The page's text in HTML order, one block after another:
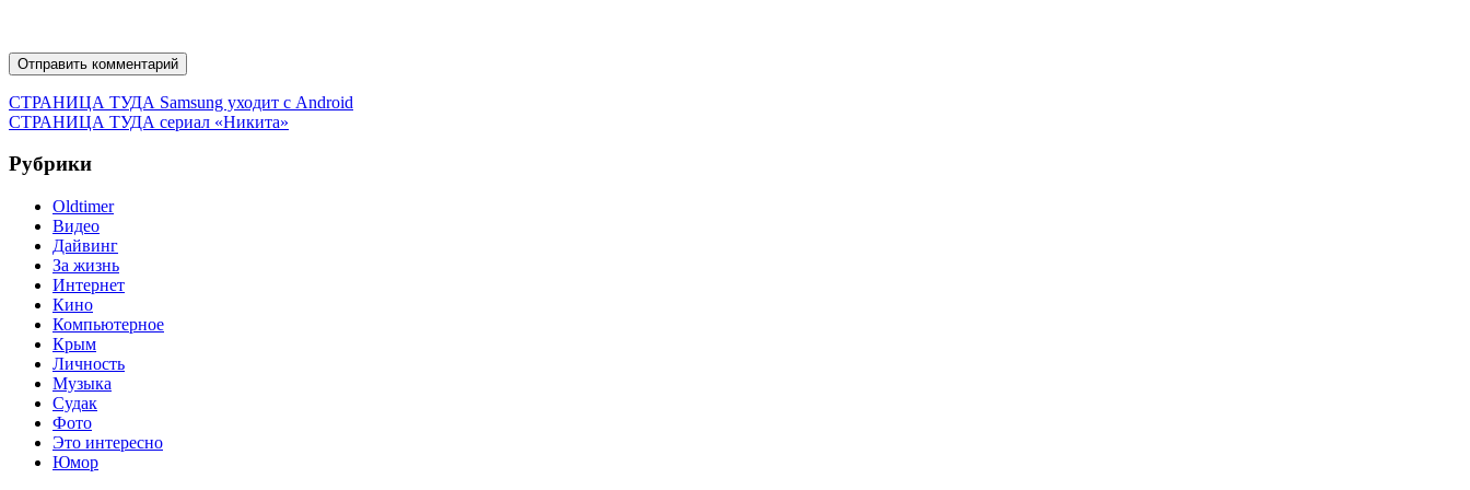
Навигация
по
записям
СТРАНИЦА ТУДА Предыдущая
запись:
Samsung уходит с Android
СТРАНИЦА ТУДА Следующая
сериал «Никита»
Рубрики
Oldtimer
Видео
Дайвинг
За жизнь
Интернет
Кино
Компьютерное
Крым
Личность
Музыка
Судак
Фото
Это интересно
Юмор